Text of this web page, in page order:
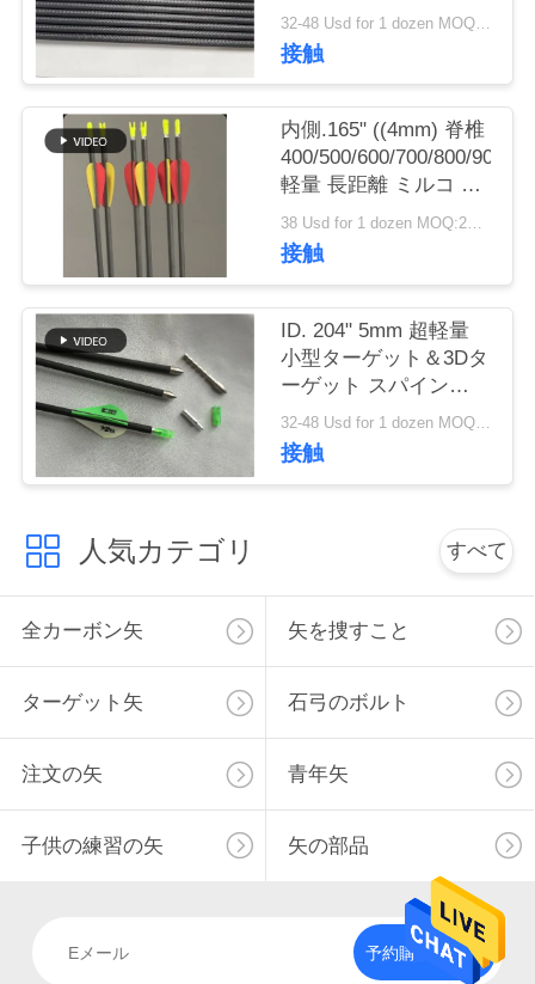
連
さ
い
用
を
要
求
し
な
さ
い
250/300/350/400/500/600
3D 室内 大直径 標的矢
印
32-48 Usd for 1 dozen MOQ:2ダース
接触
内側.165" ((4mm) 脊椎
400/500/600/700/800/900/
軽量 長距離 ミルコ 直
径 ウィンフライ 標的
矢印
38 Usd for 1 dozen MOQ:2ダース
接触
ID. 204" 5mm 超軽量
小型ターゲット＆3Dタ
ーゲット スパイン
250/300/350/400/500/600/
アロー
32-48 Usd for 1 dozen MOQ:2ダース
接触
人気カテゴリ すべて
全カーボン矢 矢を捜すこと
ターゲット矢 石弓のボルト
注文の矢 青年矢
子供の練習の矢 矢の部品
予約購読して下